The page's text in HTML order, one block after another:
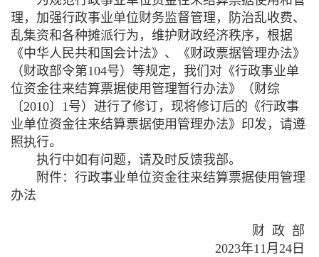
理，加强行政事业单位财务监督管理，防治乱收费、
乱集资和各种摊派行为，维护财政经济秩序，根据
《中华人民共和国会计法》、《财政票据管理办法》
（财政部令第104号）等规定，我们对《行政事业单
位资金往来结算票据使用管理暂行办法》（财综
〔2010〕 1号）进行了修订，现将修订后的《行政事
业单位资金往来结算票据使用管理办法》印发，请遵
照执行。
执行中如有问题，请及时反馈我部。
附件：行政事业单位资金往来结算票据使用管理
办法
财 政 部
2023年11月 24 日